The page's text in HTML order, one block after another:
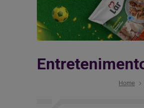
Home